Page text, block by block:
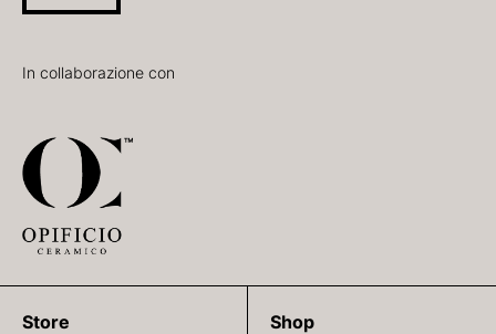
In collaborazione con
Store Shop